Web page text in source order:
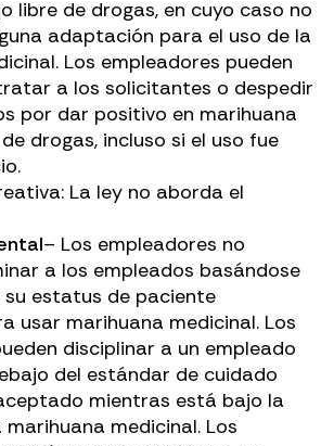
libre de drogas, en cuyo caso no
adaptación para el uso de la
Los empleadores pueden
a los solicitantes o despedir
por dar positivo en marihuana
drogas, incluso si el uso fue
La ley no aborda el
– Los empleadores no
a los empleados basándose
su estatus de paciente
usar marihuana medicinal. Los
disciplinar a un empleado
del estándar de cuidado
mientras está bajo la
medicinal. Los